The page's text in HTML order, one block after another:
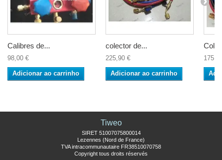
Calibres de...
98,00 €
Adicionar ao carrinho
colector de...
225,90 €
Adicionar ao carrinho
Tiweo
SIRET 51007075800014
Lezennes (Nord de France)
TVA intracommunautaire FR38510070758
Copyright tous droits réservés